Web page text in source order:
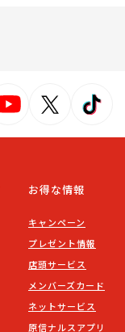
お得な情報
キャンペーン
プレゼント情報
店頭サービス
メンバーズカード
ネットサービス
原信ナルスアプリ